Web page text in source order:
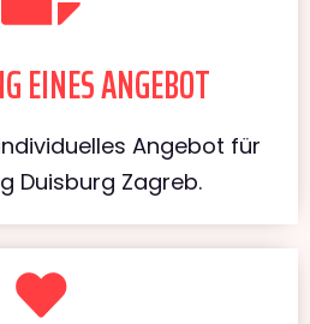
EINES ANGEBOT
Angebot für
Duisburg Zagreb.